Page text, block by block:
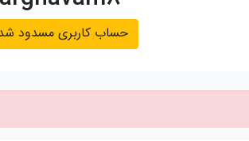
حساب کاربری مسدود